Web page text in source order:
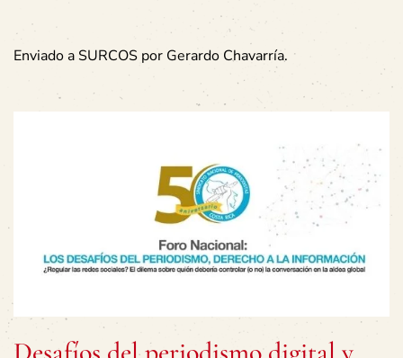
Enviado a SURCOS por Gerardo Chavarría.